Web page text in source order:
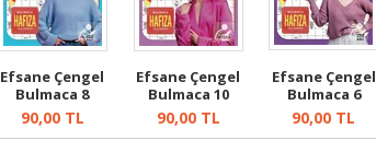
Efsane Çengel
Bulmaca 8
90,00TL
Efsane Çengel
Bulmaca 10
90,00TL
Efsane Çengel
Bulmaca 6
90,00 TL